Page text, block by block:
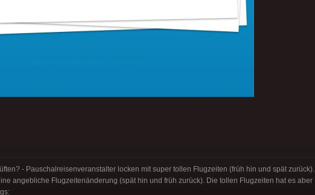
- Pauschalreisenveranstalter locken mit super tollen Flugzeiten (früh hin und spät zurück).
angebliche Flugzeitenänderung (spät hin und früh zurück). Die tollen Flugzeiten hat es aber